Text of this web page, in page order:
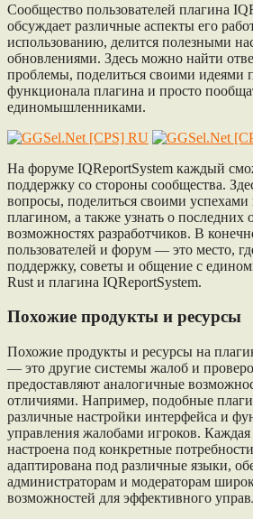
Сообщество пользователей плагина
обсуждает различные аспекты его
использованию, делится полезными
обновлениями. Здесь можно найти
проблемы, поделиться своими идеями
функционала плагина и просто
единомышленниками.
На форуме IQReportSystem каждый
поддержку со стороны сообщества.
вопросы, поделиться своими
плагином, а также узнать о
возможностях разработчиков. В
пользователей и форум — это место,
поддержку, советы и общение с
Rust и плагина IQReportSystem.
Похожие продукты и ресурсы
Похожие продукты и ресурсы на
— это другие системы жалоб и
предоставляют аналогичные
отличиями. Например, подобные
различные настройки интерфейса и
управления жалобами игроков.
настроена под конкретные
адаптирована под различные языки,
администраторам и модераторам
возможностей для эффективного